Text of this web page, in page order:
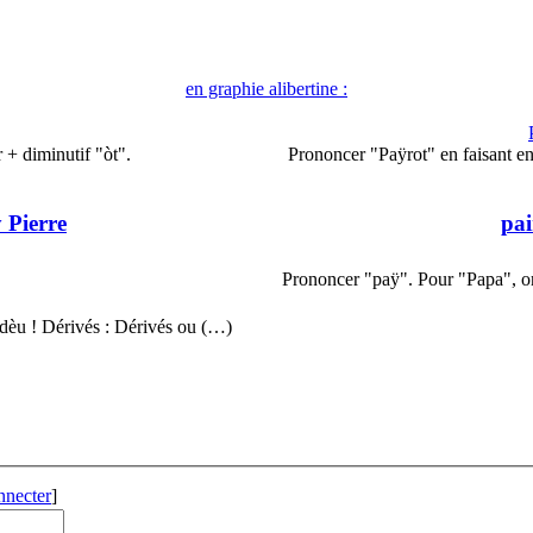
en graphie alibertine :
+ diminutif "òt".
Pierre
! Dérivés : Dérivés ou (…)
Prononcer "Paÿrot" en faisant
Prononcer "paÿ". Pour "Papa",
]